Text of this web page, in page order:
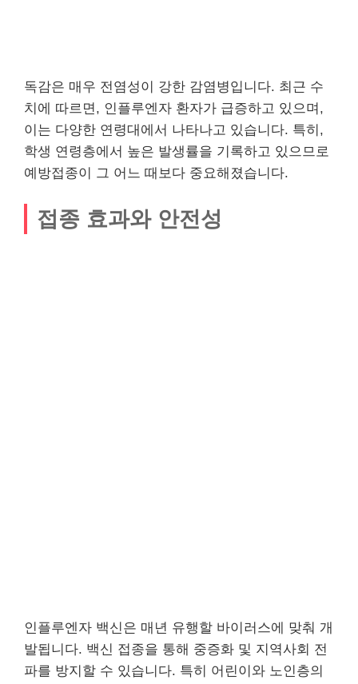
독감은 매우 전염성이 강한 감염병입니다. 최근 수
치에 따르면, 인플루엔자 환자가 급증하고 있으며,
이는 다양한 연령대에서 나타나고 있습니다. 특히,
학생 연령층에서 높은 발생률을 기록하고 있으므로
예방접종이 그 어느 때보다 중요해졌습니다.
접종 효과와 안전성
인플루엔자 백신은 매년 유행할 바이러스에 맞춰 개
발됩니다. 백신 접종을 통해 중증화 및 지역사회 전
파를 방지할 수 있습니다. 특히 어린이와 노인층의